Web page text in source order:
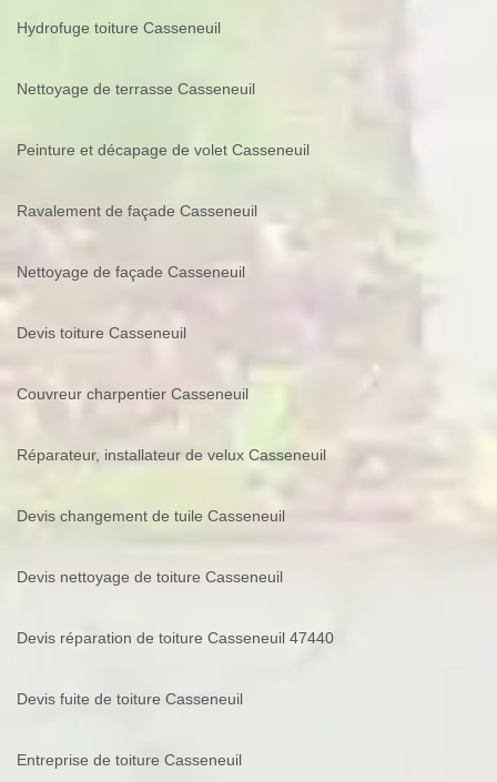
Hydrofuge toiture Casseneuil
Nettoyage de terrasse Casseneuil
Peinture et décapage de volet Casseneuil
Ravalement de façade Casseneuil
Nettoyage de façade Casseneuil
Devis toiture Casseneuil
Couvreur charpentier Casseneuil
Réparateur, installateur de velux Casseneuil
Devis changement de tuile Casseneuil
Devis nettoyage de toiture Casseneuil
Devis réparation de toiture Casseneuil 47440
Devis fuite de toiture Casseneuil
Entreprise de toiture Casseneuil